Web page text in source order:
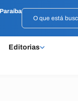
Editorias